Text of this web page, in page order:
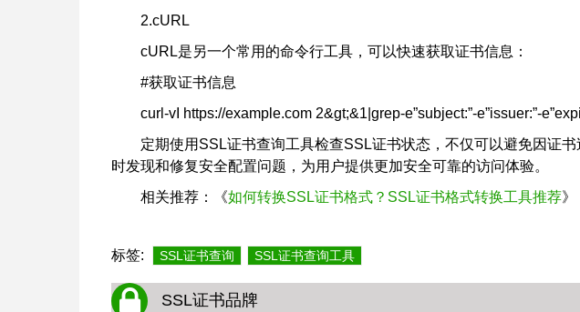
2.cURL
cURL是另一个常用的命令行工具，可以快速获取证书信息：
#获取证书信息
curl-vI https://example.com 2&gt;&1|grep-e”subject:”-e”issuer:”-
定期使用SSL证书查询工具检查SSL证书状态，不仅可以避免因证
时发现和修复安全配置问题，为用户提供更加安全可靠的访问体验。
相关推荐：《如何转换SSL证书格式？SSL证书格式转换工具推荐》
标签: SSL证书查询 SSL证书查询工具
SSL证书品牌